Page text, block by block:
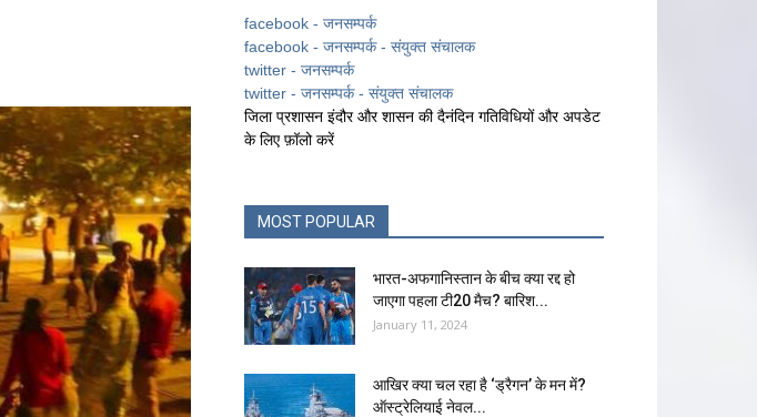
facebook - जनसम्पर्क
facebook - जनसम्पर्क - संयुक्त संचालक
twitter - जनसम्पर्क
twitter - जनसम्पर्क - संयुक्त संचालक
जिला प्रशासन इंदौर और शासन की दैनंदिन गतिविधियों और अपडेट
के लिए फ़ॉलो करें
MOST POPULAR
भारत-अफगानिस्तान के बीच क्या रद्द हो
जाएगा पहला टी20 मैच? बारिश...
January 11, 2024
आखिर क्या चल रहा है ‘ड्रैगन’ के मन में?
ऑस्ट्रेलियाई नेवल...